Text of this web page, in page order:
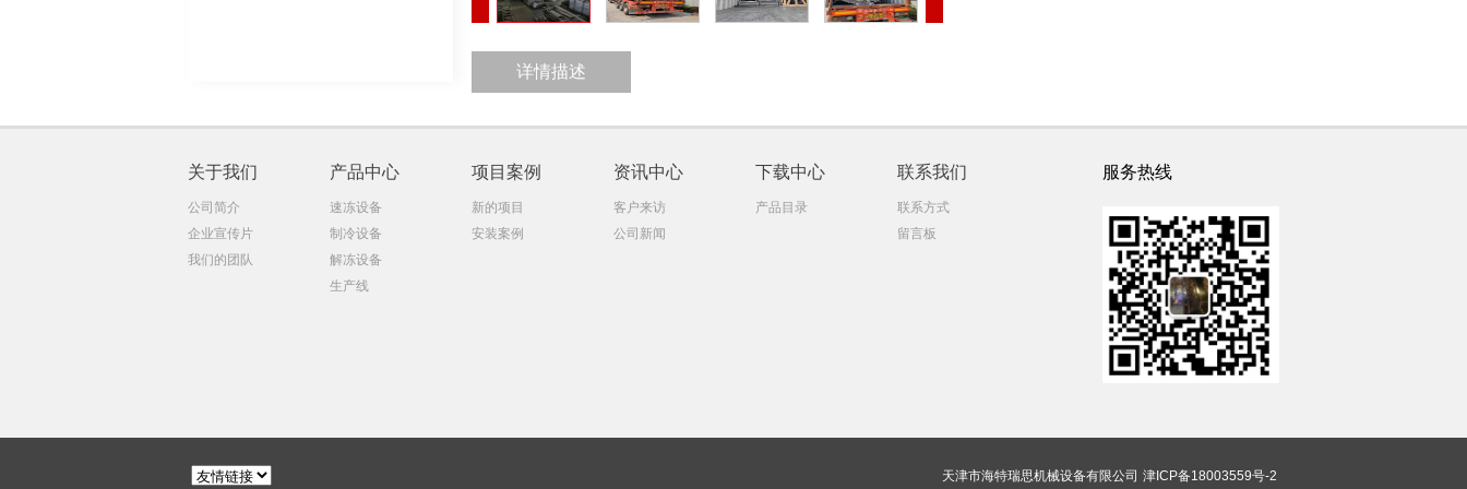
详情描述
关于我们
公司简介
企业宣传片
我们的团队
产品中心
速冻设备
制冷设备
解冻设备
生产线
项目案例
新的项目
安装案例
资讯中心
客户来访
公司新闻
下载中心
产品目录
联系我们
联系方式
留言板
服务热线
天津市海特瑞思机械设备有限公司 津ICP备18003559号-2